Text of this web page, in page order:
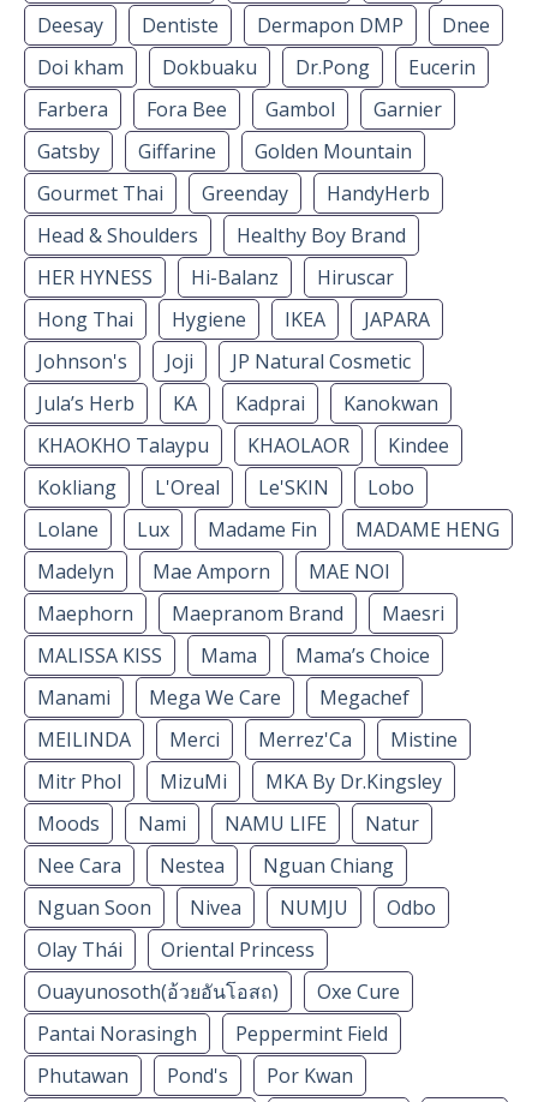
Deesay
Dentiste Dermapon DMP
Dnee
Doi kham
Dokbuaku Dr.Pong
Eucerin
Farbera
Fora Bee Gambol
Garnier
Gatsby
Giffarine
Golden Mountain
Gourmet Thai
Greenday
HandyHerb
Head & Shoulders
Healthy Boy Brand
HER HYNESS
Hi-Balanz
Hiruscar
Hong Thai
Hygiene IKEA
JAPARA
Johnson's
Joji
JP Natural Cosmetic
Jula’s Herb
KA Kadprai
Kanokwan
KHAOKHO Talaypu
KHAOLAOR
Kindee
Kokliang
L'Oreal Le'SKIN
Lobo
Lolane
Lux Madame Fin
MADAME HENG
Madelyn
Mae Amporn
MAE NOI
Maephorn
Maepranom Brand
Maesri
MALISSA KISS
Mama
Mama’s Choice
Manami
Mega We Care
Megachef
MEILINDA
Merci Merrez'Ca
Mistine
Mitr Phol
MizuMi
MKA By Dr.Kingsley
Moods
Nami NAMU LIFE
Natur
Nee Cara
Nestea
Nguan Chiang
Nguan Soon
Nivea NUMJU
Odbo
Olay Thái
Oriental Princess
Ouayunosoth(อ้วยอันโอสถ)
Oxe Cure
Pantai Norasingh
Peppermint Field
Phutawan
Pond's
Por Kwan